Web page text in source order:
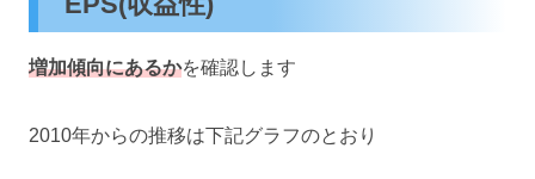
増加傾向にあるかを確認します
2010年からの推移は下記グラフのとおり